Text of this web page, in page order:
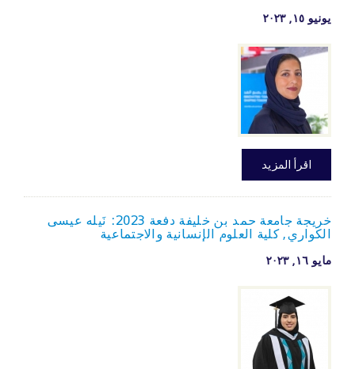
يونيو ۱٥, ۲۰۲۳
اقرأ المزيد
خريجة جامعة حمد بن خليفة دفعة 2023: نَيله عيسى
الكواري, كلية العلوم الإنسانية والاجتماعية
مايو ۱٦, ۲۰۲۳